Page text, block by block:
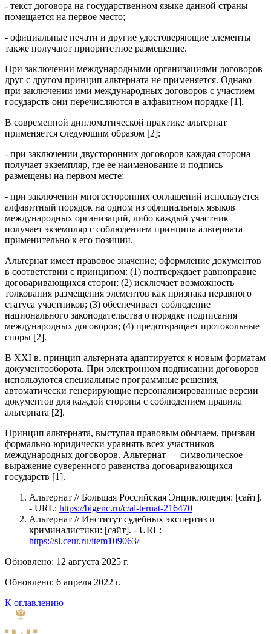
- текст договора на государственном языке данной страны
помещается на первое место;
- официальные печати и другие удостоверяющие элементы
также получают приоритетное размещение.
При заключении международными организациями договоров
друг с другом принцип альтерната не применяется. Однако
при заключении ими международных договоров с участием
государств они перечисляются в алфавитном порядке [1].
В современной дипломатической практике альтернат
применяется следующим образом [2]:
- при заключении двусторонних договоров каждая сторона
получает экземпляр, где ее наименование и подпись
размещены на первом месте;
- при заключении многосторонних соглашений используется
алфавитный порядок на одном из официальных языков
международных организаций, либо каждый участник
получает экземпляр с соблюдением принципа альтерната
применительно к его позиции.
Альтернат имеет правовое значение; оформление документов
в соответствии с принципом: (1) подтверждает равноправие
договаривающихся сторон; (2) исключает возможность
толкования размещения элементов как признака неравного
статуса участников; (3) обеспечивает соблюдение
национального законодательства о порядке подписания
международных договоров; (4) предотвращает протокольные
споры [2].
В XXI в. принцип альтерната адаптируется к новым форматам
документооборота. При электронном подписании договоров
используются специальные программные решения,
автоматически генерирующие персонализированные версии
документов для каждой стороны с соблюдением правила
альтерната [2].
Принцип альтерната, выступая правовым обычаем, призван
формально-юридически уравнять всех участников
международных договоров. Альтернат — символическое
выражение суверенного равенства договаривающихся
государств [1].
Альтернат // Большая Российская Энциклопедия: [сайт].
- URL: https://bigenc.ru/c/al-ternat-216470
Альтернат // Институт судебных экспертиз и
криминалистики: [сайт]. - URL:
https://sl.ceur.ru/item109063/
Обновлено: 12 августа 2025 г.
Обновлено: 6 апреля 2022 г.
К оглавлению